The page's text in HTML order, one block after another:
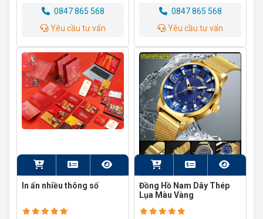
0847 865 568
Yêu cầu tư vấn
0847 865 568
Yêu cầu tư vấn
In ấn nhiều thông số
Đồng Hồ Nam Dây Thép
Lụa Màu Vàng